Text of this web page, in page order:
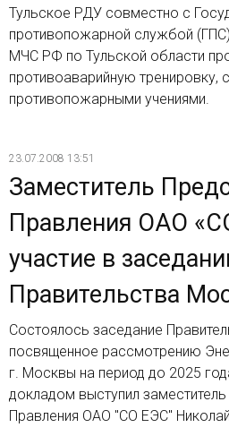
Тульское РДУ совместно с
противопожарной службой
МЧС РФ по Тульской области
противоаварийную
противопожарными учениями.
23.07.2008 13:51
Заместитель
Правления ОАО
участие в
Правительства
Состоялось заседание
посвященное рассмотрению
г. Москвы на период до 2025
докладом выступил
Правления ОАО "СО ЕЭС"